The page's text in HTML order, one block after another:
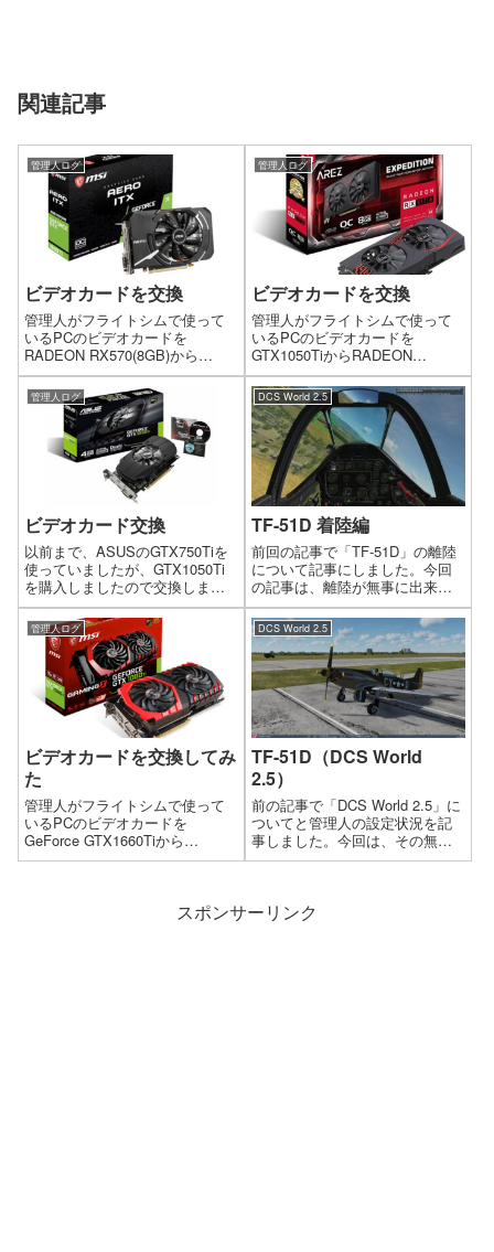
関連記事
管理人ログ
ビデオカードを交換
管理人がフライトシムで使って
いるPCのビデオカードを
RADEON RX570(8GB)から
GeForce GTX 1660 Ti に交換し
ました。今回ビデオカードを交
換した理由なのですが、RX570
に不満はなかったのですが、評
判が良くコスト...
管理人ログ
ビデオカードを交換
管理人がフライトシムで使って
いるPCのビデオカードを
GTX1050TiからRADEON
RX570(8GB)に交換しました。今
回ビデオカードを交換した理由
なのですが、仕事用で使ってい
るPCのビデオカード（ASUSの
GTX750Tiを使用）が...
管理人ログ
ビデオカード交換
以前まで、ASUSのGTX750Tiを
使っていましたが、GTX1050Ti
を購入しましたので交換しまし
た。交換してからFSXとDCS
Worldでフライトしてみました
が、良いです。本当はもっと上
のビデオカードも考えたんです
が、電源等のトータ...
DCS World 2.5
TF-51D 着陸編
前回の記事で「TF-51D」の離陸
について記事にしました。今回
の記事は、離陸が無事に出来た
ようなので、次の段階である、
着陸について説明していきま
す。今回も着陸の練習に最適な
トレーニングが用意されていま
す。今回のレッスンは
「Landing」で...
管理人ログ
ビデオカードを交換してみ
た
管理人がフライトシムで使って
いるPCのビデオカードを
GeForce GTX1660Tiから
GeForce GTX1080Ti に交換しま
GTX1660Tiに不満はなかったの
DCS World 2.5
TF-51D（DCS World
2.5）
前の記事で「DCS World 2.5」に
ついてと管理人の設定状況を記
事しました。今回は、その無料
機体である「TF-51D」について
べます。「TF-51D」で思いっき
り遊ぶにはやはりこ...
スポンサーリンク